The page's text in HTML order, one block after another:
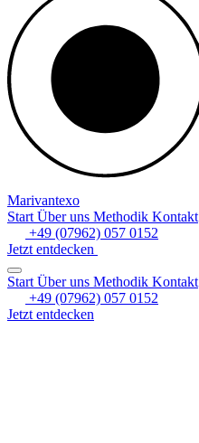
Marivantexo
Start Über uns Methodik Kontakt
+49 (07962) 057 0152
Jetzt entdecken
Start Über uns Methodik Kontakt
+49 (07962) 057 0152
Jetzt entdecken